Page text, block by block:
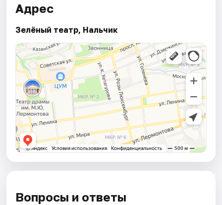
Адрес
Зелёный театр, Нальчик
Вопросы и ответы